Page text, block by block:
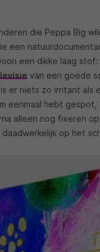
die Peppa Big
een
een dikke laag stof:
van een goede
er niets zo irritant als
eenmaal hebt gespot,
alleen nog fixeren
op het